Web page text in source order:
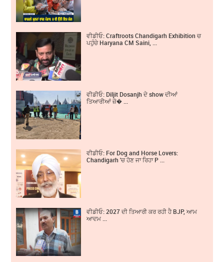
ਵੀਡੀਓ: Craftroots Chandigarh Exhibition ਚ
ਪਹੁੰਚੇ Haryana CM Saini, ...
ਵੀਡੀਓ: Diljit Dosanjh ਦੇ show ਦੀਆਂ
ਤਿਆਰੀਆਂ ਜ਼ੋ� ...
ਵੀਡੀਓ: For Dog and Horse Lovers:
Chandigarh 'ਚ ਹੋਣ ਜਾ ਰਿਹਾ P ...
ਵੀਡੀਓ: 2027 ਦੀ ਤਿਆਰੀ ਕਰ ਰਹੀ ਹੈ BJP, ਆਮ
ਆਦਮ ...